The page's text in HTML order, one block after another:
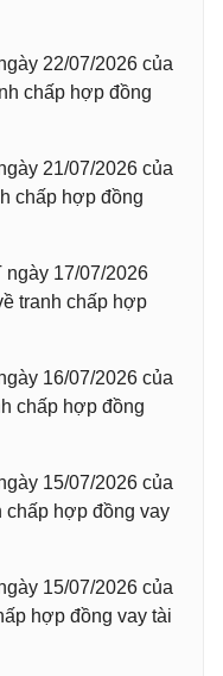
22/07/2026 của
chấp hợp đồng
21/07/2026 của
chấp hợp đồng
ngày 17/07/2026
tranh chấp hợp
16/07/2026 của
chấp hợp đồng
15/07/2026 của
chấp hợp đồng vay
15/07/2026 của
hợp đồng vay tài